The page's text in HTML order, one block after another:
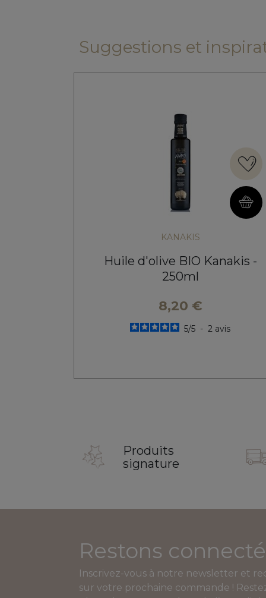
Suggestions et
KANAKIS
Huile d'olive BIO Kanakis -
250ml
8,20 €
5/5 - 2 avis
Produits
signature
Restons
Inscrivez-vous à notre newsletter et
sur votre prochaine commande !